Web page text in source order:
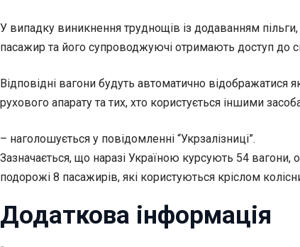
У випадку виникнення труднощів із додаванням
пасажир та його супроводжуючі отримають доступ до
Відповідні вагони будуть автоматично
рухового апарату та тих, хто користується іншими
– наголошується у повідомленні “Укрзалізниці”.
Зазначається, що наразі Україною курсують 54
подорожі 8 пасажирів, які користуються кріслом
Додаткова інформація